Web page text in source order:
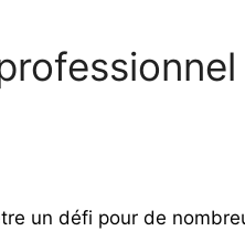
un défi pour de